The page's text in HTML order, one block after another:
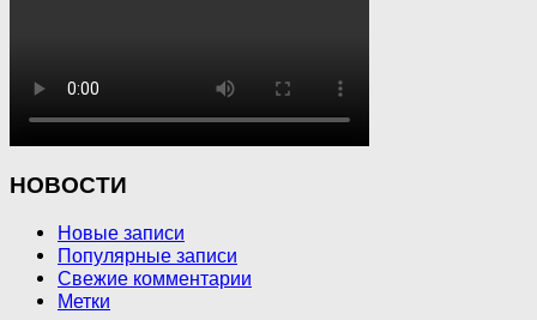
НОВОСТИ
Новые записи
Популярные записи
Свежие комментарии
Метки